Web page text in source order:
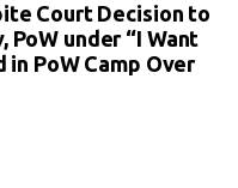
Court Decision to
PoW under “I Want
PoW Camp Over